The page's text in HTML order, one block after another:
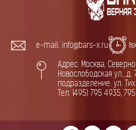
e-mail: info@bars-x.ru
Адрес: Москва,
Новослободская ул.,
подразделение: ул.
Тел. (495) 795 4935,